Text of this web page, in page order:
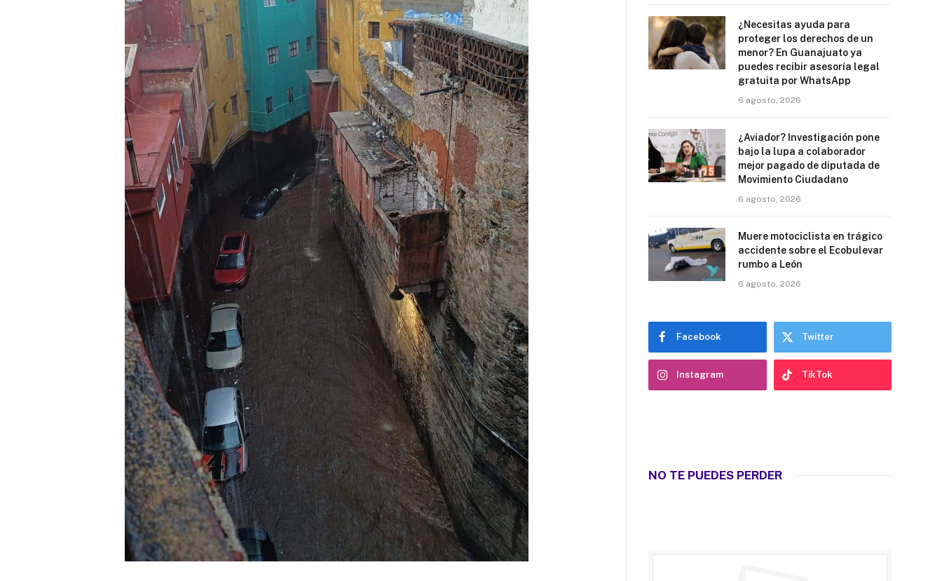
¿Necesitas ayuda para
proteger los derechos de un
menor? En Guanajuato ya
puedes recibir asesoría legal
gratuita por WhatsApp
6 agosto, 2026
¿Aviador? Investigación pone
bajo la lupa a colaborador
mejor pagado de diputada de
Movimiento Ciudadano
6 agosto, 2026
Muere motociclista en trágico
accidente sobre el Ecobulevar
rumbo a León
6 agosto, 2026
Facebook Twitter
Instagram TikTok
NO TE PUEDES PERDER